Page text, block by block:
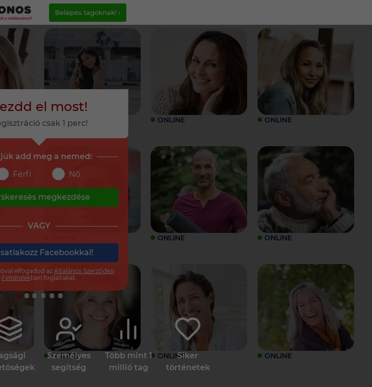
Belépés tagoknak! ›
ONLINE ONLINE ONLINE
ONLINE ONLINE
ONLINE ONLINE ONLINE
Személyes
segítség
Több mint 1
millió tag
Siker
történetek
el most!
csak 1 perc!
add meg a nemed:
Férfi
Nő
megkezdése
VAGY
Facebookkal!
elfogadod az Általános Szerződési
Feltételekben foglaltakat.